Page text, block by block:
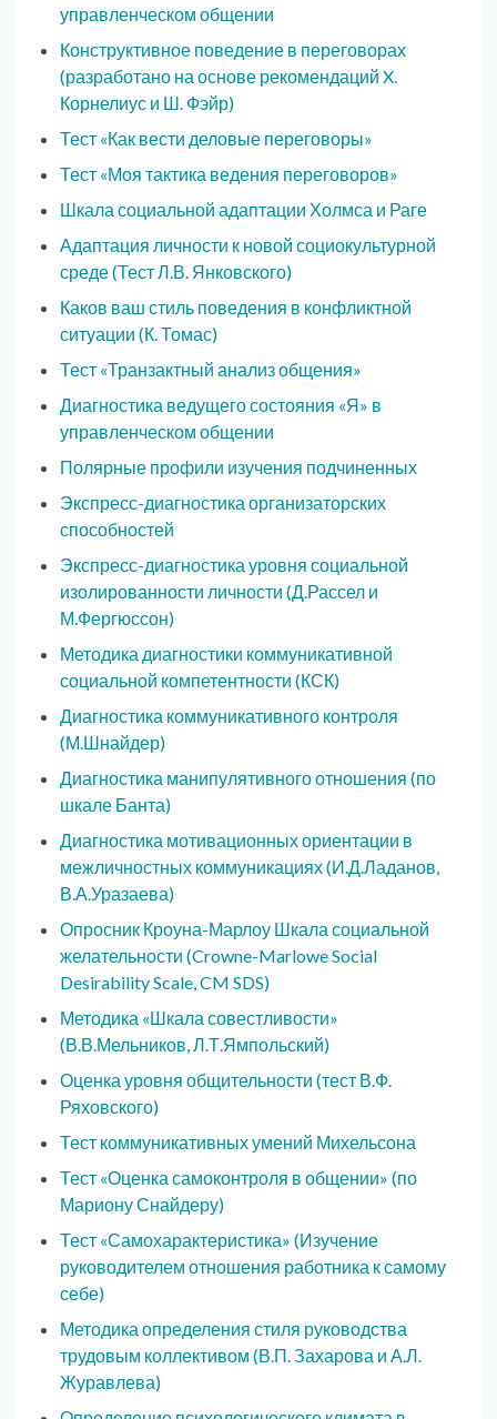
управленческом общении
Конструктивное поведение в переговорах
(разработано на основе рекомендаций X.
Корнелиус и Ш. Фэйр)
Тест «Как вести деловые переговоры»
Тест «Моя тактика ведения переговоров»
Шкала социальной адаптации Холмса и Раге
Адаптация личности к новой социокультурной
среде (Тест Л.В. Янковского)
Каков ваш стиль поведения в конфликтной
ситуации (К. Томас)
Тест «Транзактный анализ общения»
Диагностика ведущего состояния «Я» в
управленческом общении
Полярные профили изучения подчиненных
Экспресс-диагностика организаторских
способностей
Экспресс-диагностика уровня социальной
изолированности личности (Д.Рассел и
М.Фергюссон)
Методика диагностики коммуникативной
социальной компетентности (КСК)
Диагностика коммуникативного контроля
(М.Шнайдер)
Диагностика манипулятивного отношения (по
шкале Банта)
Диагностика мотивационных ориентации в
межличностных коммуникациях (И.Д.Ладанов,
В.А.Уразаева)
Опросник Кроуна-Марлоу Шкала социальной
желательности (Crowne-Marlowe Social
Desirability Scale, CM SDS)
Методика «Шкала совестливости»
(В.В.Мельников, Л.Т.Ямпольский)
Оценка уровня общительности (тест В.Ф.
Ряховского)
Тест коммуникативных умений Михельсона
Тест «Оценка самоконтроля в общении» (по
Мариону Снайдеру)
Тест «Самохарактеристика» (Изучение
руководителем отношения работника к самому
себе)
Методика определения стиля руководства
трудовым коллективом (В.П. Захарова и А.Л.
Журавлева)